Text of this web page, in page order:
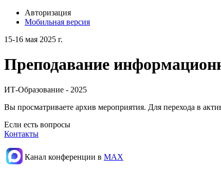
Авторизация
Мобильная версия
15-16 мая 2025 г.
Преподавание
ИТ-Образование - 2025
Вы просматриваете архив мероприятия. Для перехода в
Если есть вопросы
Контакты
Канал конференции в МАХ